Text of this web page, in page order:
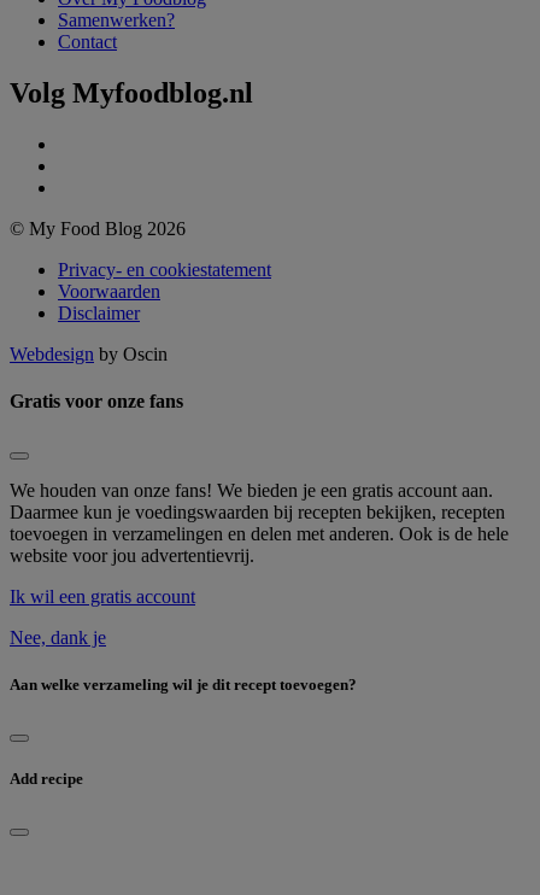
Samenwerken?
Contact
Volg Myfoodblog.nl
© My Food Blog 2026
Privacy- en cookiestatement
Voorwaarden
Disclaimer
Webdesign by Oscin
Gratis voor onze fans
We houden van onze fans! We bieden je een gratis account aan.
Daarmee kun je voedingswaarden bij recepten bekijken, recepten
toevoegen in verzamelingen en delen met anderen. Ook is de hele
website voor jou advertentievrij.
Ik wil een gratis account
Nee, dank je
Aan welke verzameling wil je dit recept toevoegen?
Add recipe